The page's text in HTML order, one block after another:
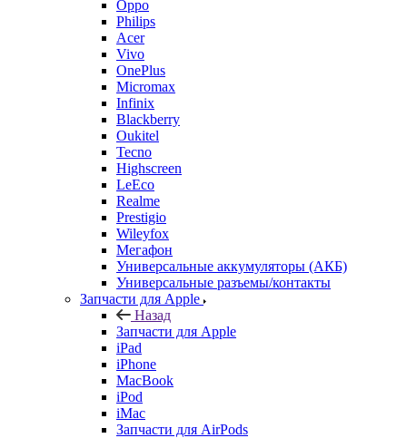
Philips
Acer
Vivo
OnePlus
Micromax
Infinix
Blackberry
Oukitel
Tecno
Highscreen
LeEco
Realme
Prestigio
Wileyfox
Мегафон
Универсальные аккумуляторы (АКБ)
Универсальные разъемы/контакты
Запчасти для Apple
Назад
Запчасти для Apple
iPad
iPhone
MacBook
iPod
iMac
Запчасти для AirPods
Watch